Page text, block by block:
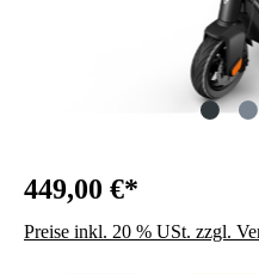
449,00 €*
Preise inkl. 20 % USt. zzgl.